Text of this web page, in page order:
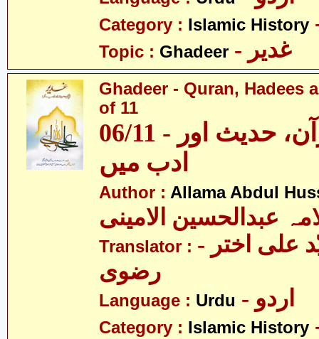
Category : Islamic History
Topic : Ghadeer - غدیر
Ghadeer - Quran, Hadees
of 11
06/11 - غدیر - قرآن، حدیث اور
ادب میں
Author : Allama Abdul
عبدالحسین الامینی
Translator : - مولانا سیّد علی اختر
رضوی
Language : Urdu - اردو
Category : Islamic History